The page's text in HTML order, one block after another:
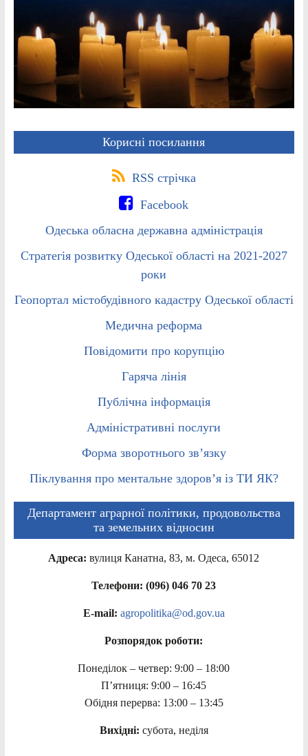
Корисні посилання
RSS стрічка
Facebook
Одеська обласна державна адміністрація
Стратегія розвитку Одеської області на 2021-2027
роки
Геопортал містобудівного кадастру Одеської області
Медична реформа
Повідомити про корупцію
Гаряча лінія
Публічна інформація
Адміністративні послуги
Форма зворотнього зв’язку
Піклування про ментальне здоров’я із ТИ ЯК?
Департамент аграрної політики, продовольства
та земельних відносин
Адреса: вулиця Канатна, 83, м. Одеса, 65012
Телефони: (096) 046 70 23
E-mail: agropolitika@od.gov.ua
Розпорядок роботи:
Понеділок – четвер: 9:00 – 18:00
П’ятниця: 9:00 – 16:45
Обідня перерва: 13:00 – 13:45
Вихідні: субота, неділя